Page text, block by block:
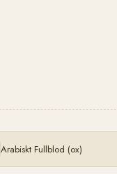
Arabiskt Fullblod (ox)